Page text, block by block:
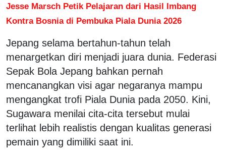
Jesse Marsch Petik Pelajaran dari Hasil Imbang
Kontra Bosnia di Pembuka Piala Dunia 2026
Jepang selama bertahun-tahun telah
menargetkan diri menjadi juara dunia. Federasi
Sepak Bola Jepang bahkan pernah
mencanangkan visi agar negaranya mampu
mengangkat trofi Piala Dunia pada 2050. Kini,
Sugawara menilai cita-cita tersebut mulai
terlihat lebih realistis dengan kualitas generasi
pemain yang dimiliki saat ini.